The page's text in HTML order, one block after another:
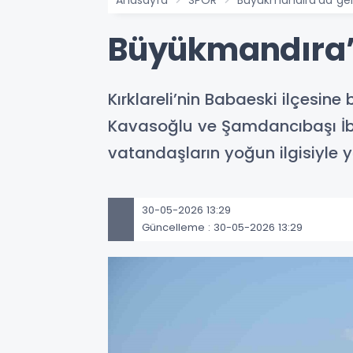
Kırklareli’nin Babaeski
Kavasoğlu ve Şamdancıbaşı
vatandaşların yoğun ilgisiyle
30-05-2026 13:29
Güncelleme : 30-05-2026 13:29